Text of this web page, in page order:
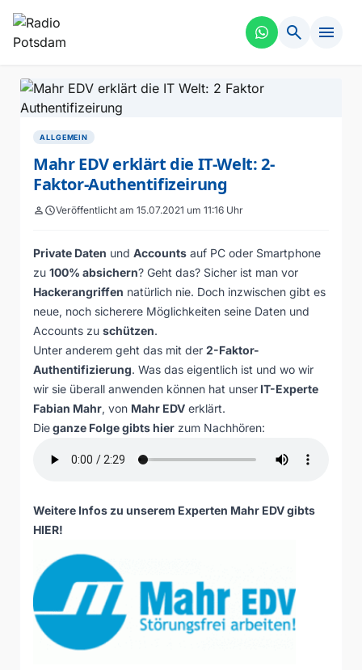
search menu
ALLGEMEIN
Mahr EDV erklärt die IT-Welt: 2-
Faktor-Authentifizeirung
personscheduleVeröffentlicht am 15.07.2021 um 11:16 Uhr
Private Daten und Accounts auf PC oder Smartphone
zu 100% absichern? Geht das? Sicher ist man vor
Hackerangriffen natürlich nie. Doch inzwischen gibt es
neue, noch sicherere Möglichkeiten seine Daten und
Accounts zu schützen.
Unter anderem geht das mit der 2-Faktor-
Authentifizierung. Was das eigentlich ist und wo wir
wir sie überall anwenden können hat unser IT-Experte
Fabian Mahr, von Mahr EDV erklärt.
Dieganze Folge gibts hier zum Nachhören:
Weitere Infos zu unserem Experten Mahr EDV gibts
HIER!